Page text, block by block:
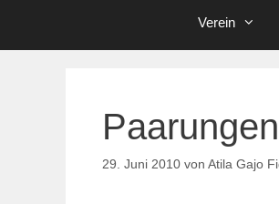
Verein
29. Juni 2010 von Atila Gajo